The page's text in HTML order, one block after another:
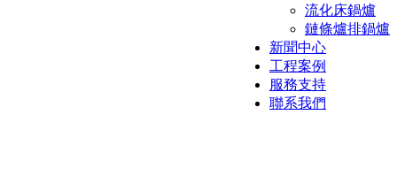
流化床鍋爐
鏈條爐排鍋爐
新聞中心
工程案例
服務支持
聯系我們